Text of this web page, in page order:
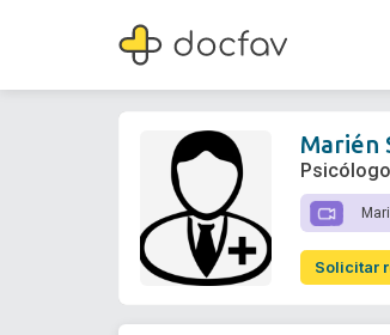
Marién Sánchez Linares
Psicólogo
Marién
Psicólogo
Solicitar